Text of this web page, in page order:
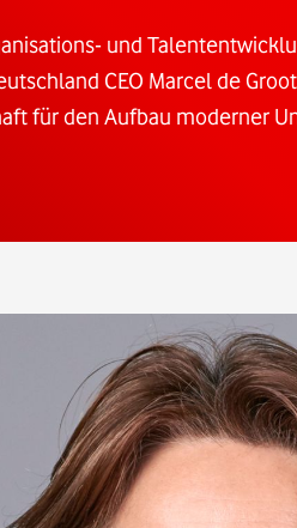
und
CEO Marcel de
für den Aufbau moderner